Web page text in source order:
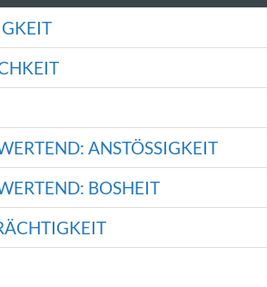
ANSTÖSSIGKEIT
BOSHEIT